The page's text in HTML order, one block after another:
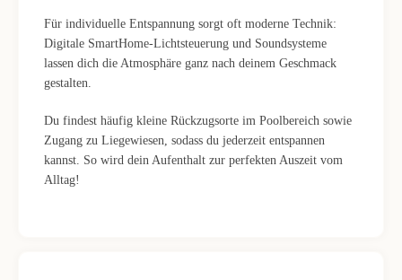
Für individuelle Entspannung sorgt oft moderne Technik:
Digitale SmartHome-Lichtsteuerung und Soundsysteme
lassen dich die Atmosphäre ganz nach deinem Geschmack
gestalten.
Du findest häufig kleine Rückzugsorte im Poolbereich sowie
Zugang zu Liegewiesen, sodass du jederzeit entspannen
kannst. So wird dein Aufenthalt zur perfekten Auszeit vom
Alltag!